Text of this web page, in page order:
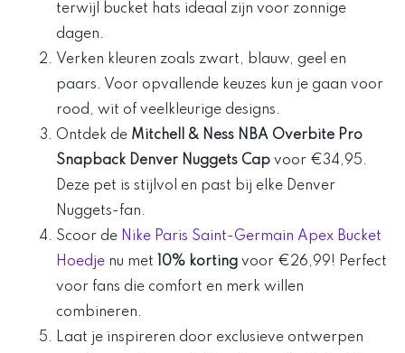
terwijl bucket hats ideaal zijn voor zonnige
dagen.
Verken kleuren zoals zwart, blauw, geel en
paars. Voor opvallende keuzes kun je gaan voor
rood, wit of veelkleurige designs.
Ontdek de Mitchell & Ness NBA Overbite Pro
Snapback Denver Nuggets Cap voor €34,95.
Deze pet is stijlvol en past bij elke Denver
Nuggets-fan.
Scoor de Nike Paris Saint-Germain Apex Bucket
Hoedje nu met 10% korting voor €26,99! Perfect
voor fans die comfort en merk willen
combineren.
Laat je inspireren door exclusieve ontwerpen